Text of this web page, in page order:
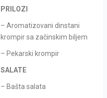
PRILOZI
– Aromatizovani dinstani
krompir sa začinskim biljem
– Pekarski krompir
SALATE
– Bašta salata